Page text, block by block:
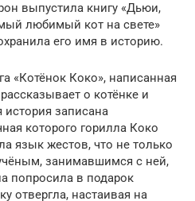
выпустила книгу «Дьюи,
любимый кот на свете»
его имя в историю.
«Котёнок Коко», написанная
о котёнке и
история записана
которого горилла Коко
язык жестов, что не только
занимавшимся с ней,
попросила в подарок
отвергла, настаивая на